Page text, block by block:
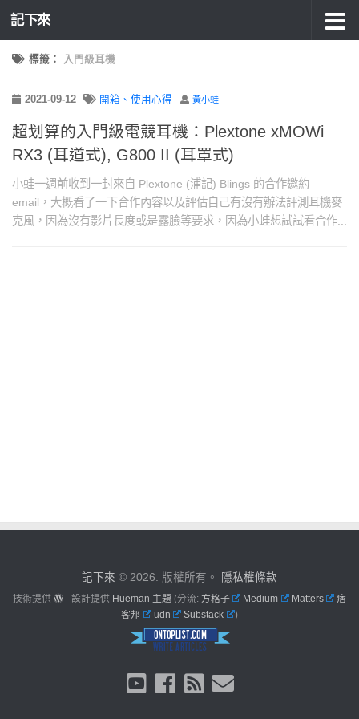
記下來
標籤： 入門級耳機
2021-09-12 開箱、使用心得 黃小蛙
超划算的入門級電競耳機：Plextone xMOWi
RX3 (耳道式), G800 II (耳罩式)
小蛙一週前收到一封來自 Plextone (浦記) Blings 的合作邀約
email，大概看了一下合作內容以及評估自己有沒有辦法評測耳機麥
克風，因為沒有影片長度或是露臉等要求，因為小蛙想試試看合作...
記下來 © 2026. 版權所有。 隱私權條款
技術提供 - 設計提供 Hueman 主題 (分流: 方格子 Medium Matters
痞
客邦
udn Substack )